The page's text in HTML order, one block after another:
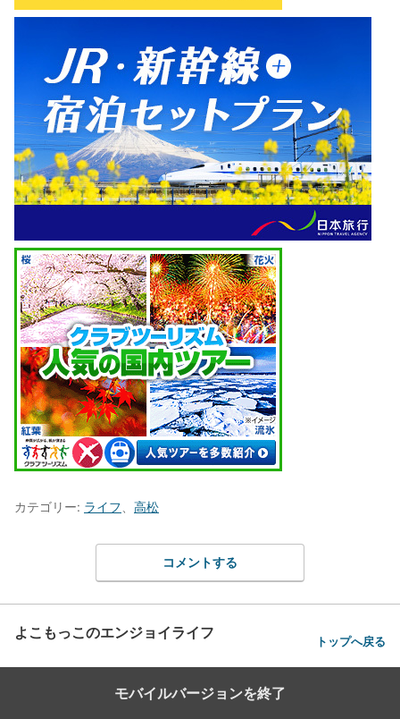
カテゴリー: ライフ 高松
コメントする
よこもっこのエンジョイライフ トップへ戻る
モバイルバージョンを終了